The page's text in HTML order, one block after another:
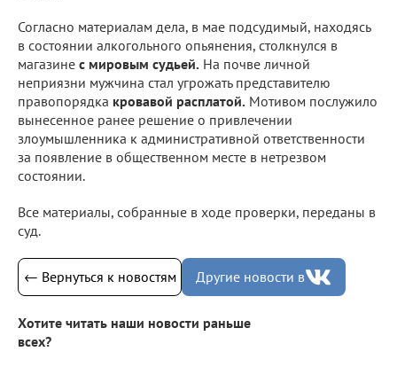
Согласно материалам дела, в мае подсудимый, находясь
в состоянии алкогольного опьянения, столкнулся в
магазине с мировым судьей. На почве личной
неприязни мужчина стал угрожать представителю
правопорядка кровавой расплатой. Мотивом послужило
вынесенное ранее решение о привлечении
злоумышленника к административной ответственности
за появление в общественном месте в нетрезвом
состоянии.
Все материалы, собранные в ходе проверки, переданы в
суд.
← Вернуться к новостям Другие новости в
Хотите читать наши новости раньше
всех?